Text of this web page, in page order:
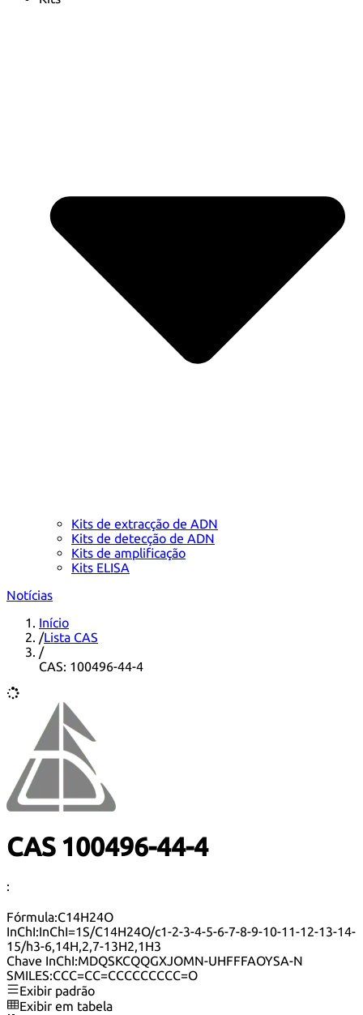
Kits de extracção de ADN
Kits de detecção de ADN
Kits de amplificação
Kits ELISA
Notícias
Início
/Lista CAS
/
CAS: 100496-44-4
CAS 100496-44-4
:
Fórmula:C14H24O
InChI:InChI=1S/C14H24O/c1-2-3-4-5-6-7-8-9-10-11-12-13-14-
15/h3-6,14H,2,7-13H2,1H3
Chave InChI:MDQSKCQQGXJOMN-UHFFFAOYSA-N
SMILES:CCC=CC=CCCCCCCCC=O
Exibir padrão
Exibir em tabela